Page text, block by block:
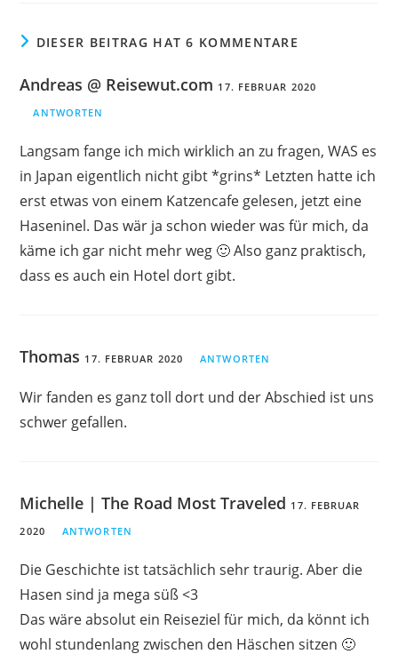
DIESER BEITRAG HAT 6 KOMMENTARE
Andreas @ Reisewut.com 17. FEBRUAR 2020
ANTWORTEN
Langsam fange ich mich wirklich an zu fragen, WAS es
in Japan eigentlich nicht gibt *grins* Letzten hatte ich
erst etwas von einem Katzencafe gelesen, jetzt eine
Haseninel. Das wär ja schon wieder was für mich, da
käme ich gar nicht mehr weg 🙂 Also ganz praktisch,
dass es auch ein Hotel dort gibt.
Thomas 17. FEBRUAR 2020 ANTWORTEN
Wir fanden es ganz toll dort und der Abschied ist uns
schwer gefallen.
Michelle | The Road Most Traveled 17. FEBRUAR
2020
ANTWORTEN
Die Geschichte ist tatsächlich sehr traurig. Aber die
Hasen sind ja mega süß <3
Das wäre absolut ein Reiseziel für mich, da könnt ich
wohl stundenlang zwischen den Häschen sitzen 🙂